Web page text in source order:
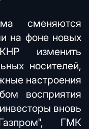
сменяются
на фоне новых
изменить
носителей,
настроения
восприятия
вновь
ГМК